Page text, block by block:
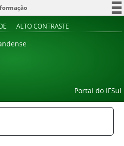
ALTO CONTRASTE
Portal do IFSul